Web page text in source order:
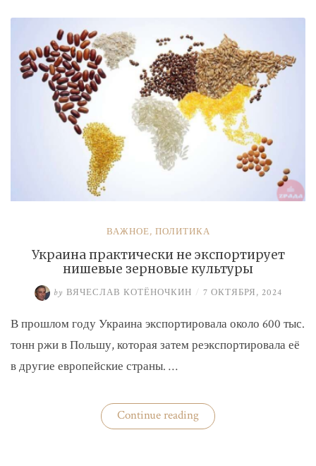
федерации
Евгений
Алексеевич»
ВАЖНОЕ, ПОЛИТИКА
Украина практически не экспортирует
нишевые зерновые культуры
by ВЯЧЕСЛАВ КОТЁНОЧКИН / 7 ОКТЯБРЯ, 2024
В прошлом году Украина экспортировала около 600 тыс.
тонн ржи в Польшу, которая затем реэкспортировала её
в другие европейские страны. …
Continue reading«Украина
практически